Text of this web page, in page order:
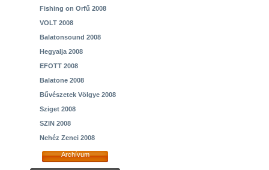
Fishing on Orfű 2008
VOLT 2008
Balatonsound 2008
Hegyalja 2008
EFOTT 2008
Balatone 2008
Bűvészetek Völgye 2008
Sziget 2008
SZIN 2008
Nehéz Zenei 2008
Archívum